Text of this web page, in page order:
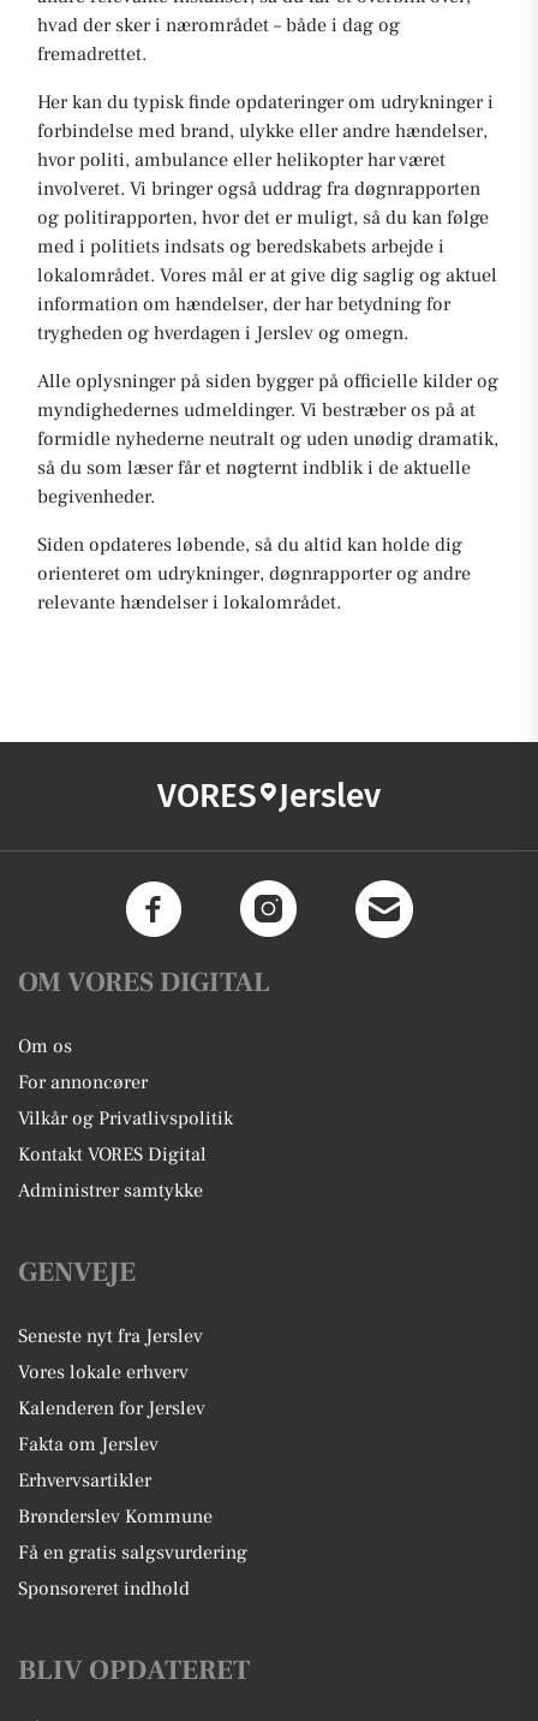
hvad der sker i nærområdet – både i dag og
fremadrettet.
Her kan du typisk finde opdateringer om udrykninger i
forbindelse med brand, ulykke eller andre hændelser,
hvor politi, ambulance eller helikopter har været
involveret. Vi bringer også uddrag fra døgnrapporten
og politirapporten, hvor det er muligt, så du kan følge
med i politiets indsats og beredskabets arbejde i
lokalområdet. Vores mål er at give dig saglig og aktuel
information om hændelser, der har betydning for
trygheden og hverdagen i Jerslev og omegn.
Alle oplysninger på siden bygger på officielle kilder og
myndighedernes udmeldinger. Vi bestræber os på at
formidle nyhederne neutralt og uden unødig dramatik,
så du som læser får et nøgternt indblik i de aktuelle
begivenheder.
Siden opdateres løbende, så du altid kan holde dig
orienteret om udrykninger, døgnrapporter og andre
relevante hændelser i lokalområdet.
VORES Jerslev
OM VORES DIGITAL
Om os
For annoncører
Vilkår og Privatlivspolitik
Kontakt VORES Digital
Administrer samtykke
GENVEJE
Seneste nyt fra Jerslev
Vores lokale erhverv
Kalenderen for Jerslev
Fakta om Jerslev
Erhvervsartikler
Brønderslev Kommune
Få en gratis salgsvurdering
Sponsoreret indhold
BLIV OPDATERET